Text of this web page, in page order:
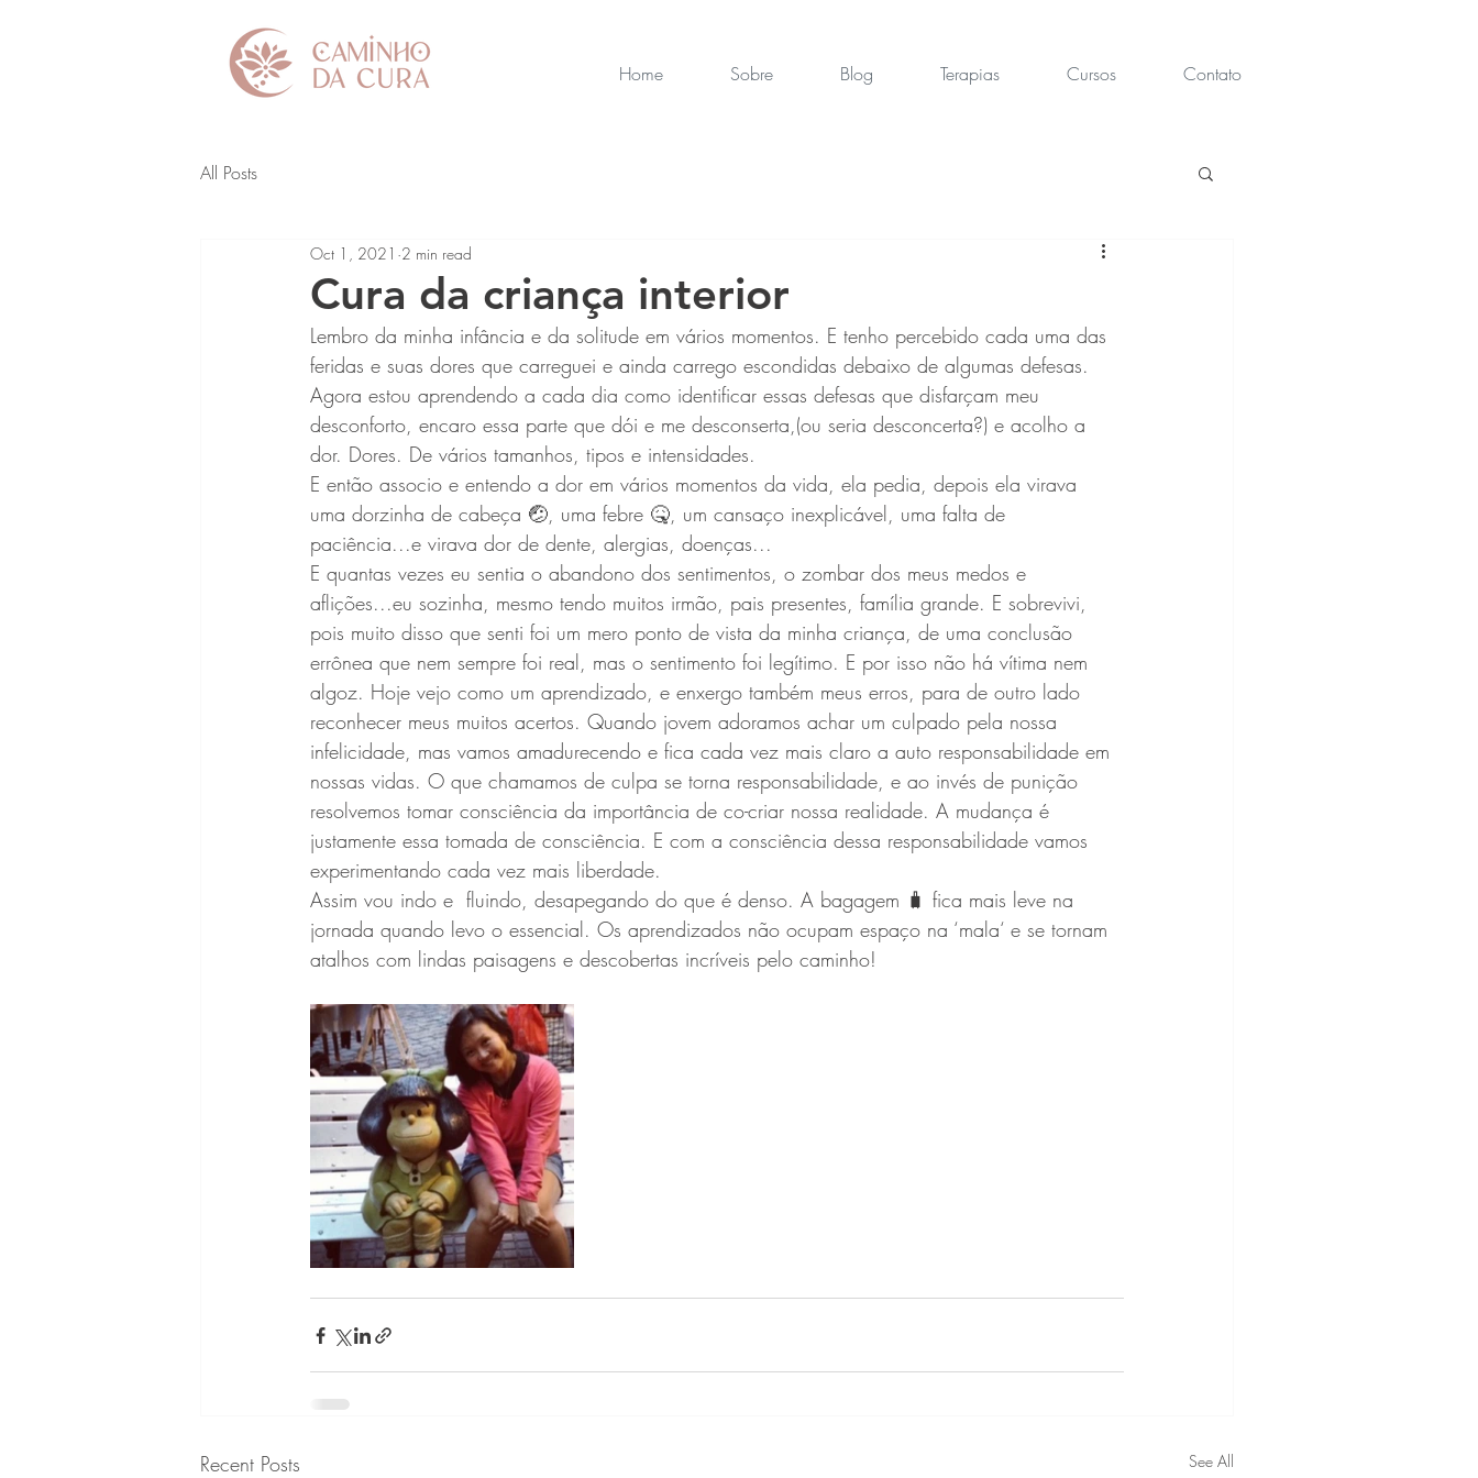
Home Sobre Blog Terapias Cursos Contato
All Posts
Cura da criança interior
Oct 1, 2021 2 min read
Lembro da minha infância e da solitude em vários momentos. E tenho percebido cada uma das
feridas e suas dores que carreguei e ainda carrego escondidas debaixo de algumas defesas.
Agora estou aprendendo a cada dia como identificar essas defesas que disfarçam meu
desconforto, encaro essa parte que dói e me desconserta,(ou seria desconcerta?) e acolho a
dor. Dores. De vários tamanhos, tipos e intensidades.
E então associo e entendo a dor em vários momentos da vida, ela pedia, depois ela virava
uma dorzinha de cabeça 🤕, uma febre 🤒, um cansaço inexplicável, uma falta de
paciência...e virava dor de dente, alergias, doenças...
E quantas vezes eu sentia o abandono dos sentimentos, o zombar dos meus medos e
aflições...eu sozinha, mesmo tendo muitos irmão, pais presentes, família grande. E sobrevivi,
pois muito disso que senti foi um mero ponto de vista da minha criança, de uma conclusão
errônea que nem sempre foi real, mas o sentimento foi legítimo. E por isso não há vítima nem
algoz. Hoje vejo como um aprendizado, e enxergo também meus erros, para de outro lado
reconhecer meus muitos acertos. Quando jovem adoramos achar um culpado pela nossa
infelicidade, mas vamos amadurecendo e fica cada vez mais claro a auto responsabilidade em
nossas vidas. O que chamamos de culpa se torna responsabilidade, e ao invés de punição
resolvemos tomar consciência da importância de co-criar nossa realidade. A mudança é
justamente essa tomada de consciência. E com a consciência dessa responsabilidade vamos
experimentando cada vez mais liberdade.
Assim vou indo e  fluindo, desapegando do que é denso. A bagagem 🧳 fica mais leve na
jornada quando levo o essencial. Os aprendizados não ocupam espaço na ‘mala‘ e se tornam
atalhos com lindas paisagens e descobertas incríveis pelo caminho!
Recent Posts See All